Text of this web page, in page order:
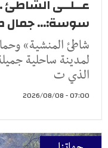
عــلــى
سوسة:... جمال
شاطئ المنشية»
لمدينة ساحلية
الذي ت
07:00 - 2026/08/08